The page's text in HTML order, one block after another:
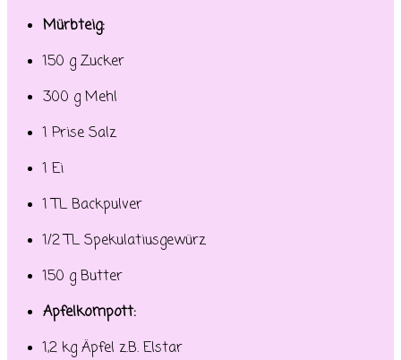
Mürbteig:
150 g Zucker
300 g Mehl
1 Prise Salz
1 Ei
1 TL Backpulver
1/2 TL Spekulatiusgewürz
150 g Butter
Apfelkompott:
1,2 kg Äpfel z.B. Elstar